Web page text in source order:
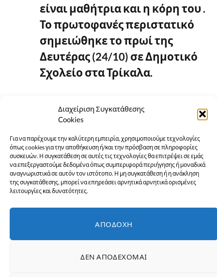
Διαχείριση Συγκατάθεσης
Cookies
Για να παρέχουμε την καλύτερη εμπειρία, χρησιμοποιούμε τεχνολογίες
όπως cookies για την αποθήκευση ή/και την πρόσβαση σε πληροφορίες
συσκευών. Η συγκατάθεση σε αυτές τις τεχνολογίες θα επιτρέψει σε εμάς
να επεξεργαστούμε δεδομένα όπως συμπεριφορά περιήγησης ή μοναδικά
αναγνωριστικά σε αυτόν τον ιστότοπο. Η μη συγκατάθεση ή η ανάκληση
της συγκατάθεσης, μπορεί να επηρεάσει αρνητικά αρνητικά ορισμένες
λειτουργίες και δυνατότητες.
ΑΠΟΔΟΧΉ
ΔΕΝ ΑΠΟΔΈΧΟΜΑΙ
είναι μαθήτρια και η κόρη του .
Το πρωτοφανές περιστατικό
σημειώθηκε το πρωί της
Δευτέρας (24/10) σε Δημοτικό
Σχολείο στα Τρίκαλα.
Αφορμή για το περιστατικό
σύμφωνα με τις πληροφορίες